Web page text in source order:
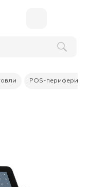
POS-периферия